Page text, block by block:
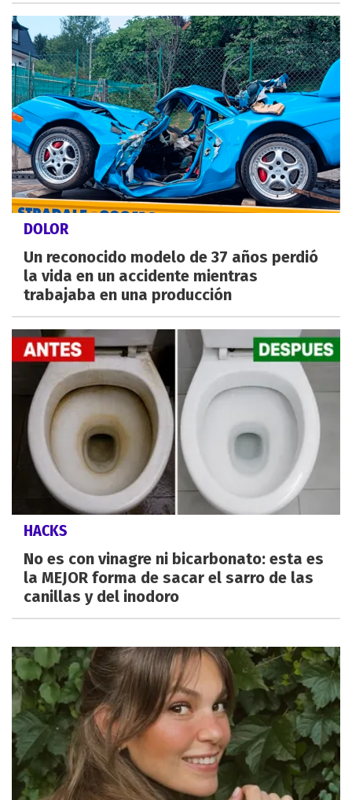
DOLOR
Un reconocido modelo de 37 años perdió
la vida en un accidente mientras
trabajaba en una producción
HACKS
No es con vinagre ni bicarbonato: esta es
la MEJOR forma de sacar el sarro de las
canillas y del inodoro